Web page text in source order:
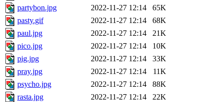
partybon.jpg
2022-11-27 12:14
65K
pasty.gif
2022-11-27 12:14
68K
paul.jpg
2022-11-27 12:14
21K
pico.jpg
2022-11-27 12:14
10K
pig.jpg
2022-11-27 12:14
33K
pray.jpg
2022-11-27 12:14
11K
psycho.jpg
2022-11-27 12:14
88K
rasta.jpg
2022-11-27 12:14
22K